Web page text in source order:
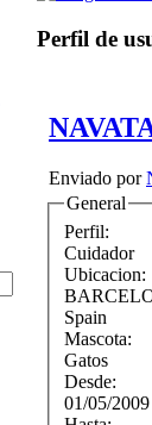
Perfil de
Enviado por
General
Perfil:
Cuidador
Ubicacion:
Spain
Mascota:
Gatos
Desde:
01/05/2009